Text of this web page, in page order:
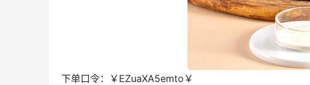
下单口令： ￥EZuaXA5emto￥